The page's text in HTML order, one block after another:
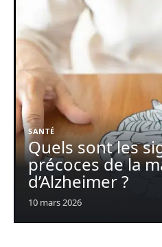
SANTÉ
Quels sont les
précoces de la
d’Alzheimer ?
10 mars 2026